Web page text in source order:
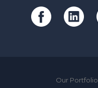
Our Portfolio